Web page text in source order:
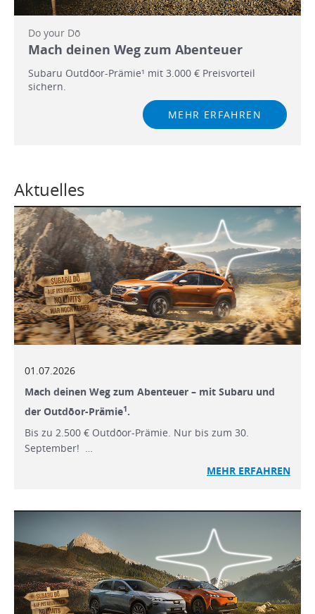
Do your Dō
Mach deinen Weg zum Abenteuer
Subaru Outdōor-Prämie¹ mit 3.000 € Preisvorteil
sichern.
MEHR ERFAHREN
Aktuelles
01.07.2026
Mach deinen Weg zum Abenteuer – mit Subaru und
der Outdōor-Prämie1.
Bis zu 2.500 € Outdōor-Prämie. Nur bis zum 30.
September! …
MEHR ERFAHREN